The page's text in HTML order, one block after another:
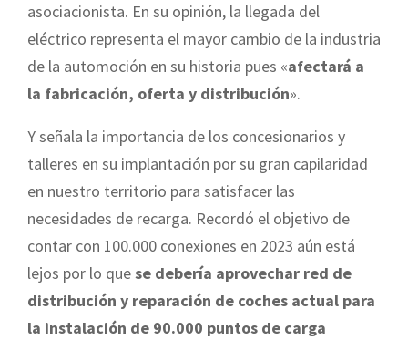
asociacionista. En su opinión, la llegada del
eléctrico representa el mayor cambio de la industria
de la automoción en su historia pues «afectará a
la fabricación, oferta y distribución».
Y señala la importancia de los concesionarios y
talleres en su implantación por su gran capilaridad
en nuestro territorio para satisfacer las
necesidades de recarga. Recordó el objetivo de
contar con 100.000 conexiones en 2023 aún está
lejos por lo quese debería aprovechar red de
distribución y reparación de coches actual para
la instalación de 90.000 puntos de carga